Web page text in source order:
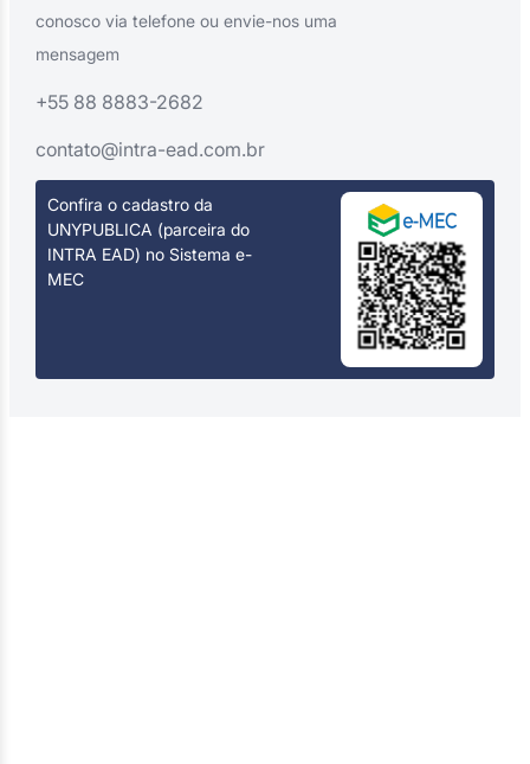
conosco via telefone ou envie-nos uma
mensagem
+55 88 8883-2682
contato@intra-ead.com.br
Confira o cadastro da
UNYPUBLICA (parceira do
INTRA EAD) no Sistema e-
MEC